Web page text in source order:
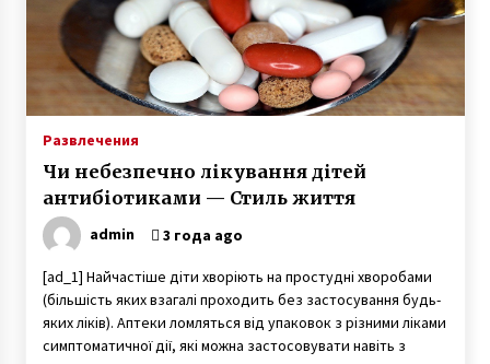
Развлечения
Чи небезпечно лікування дітей
антибіотиками — Стиль життя
admin 3 года ago
[ad_1] Найчастіше діти хворіють на простудні хворобами
(більшість яких взагалі проходить без застосування будь-
яких ліків). Аптеки ломляться від упаковок з різними ліками
симптоматичної дії, які можна застосовувати навіть з